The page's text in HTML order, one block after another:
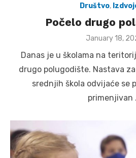
Društvo,
Počelo drugo
Posted
January 18,
Danas je u školama na
drugo polugodište. Nastava
srednjih škola odvijaće se
primenjivan